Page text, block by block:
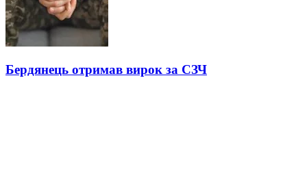
Бердянець отримав вирок за СЗЧ